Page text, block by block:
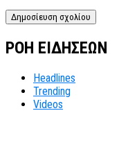
ΡΟΗ ΕΙΔΗΣΕΩΝ
Headlines
Trending
Videos